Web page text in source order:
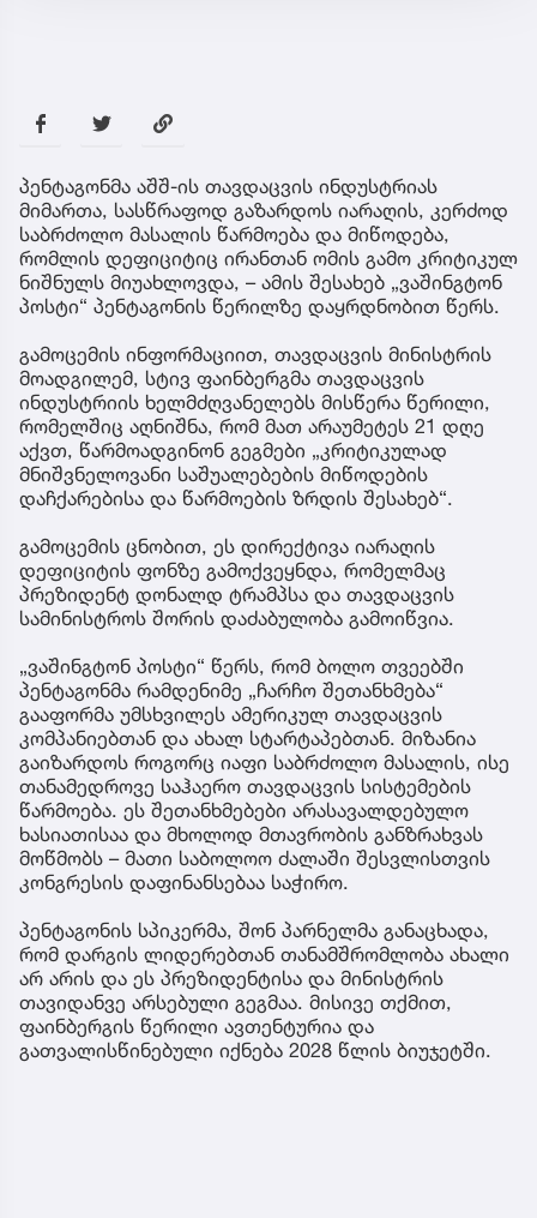
პენტაგონმა აშშ-ის თავდაცვის ინდუსტრიას
მიმართა, სასწრაფოდ გაზარდოს იარაღის, კერძოდ
საბრძოლო მასალის წარმოება და მიწოდება,
რომლის დეფიციტიც ირანთან ომის გამო კრიტიკულ
ნიშნულს მიუახლოვდა, – ამის შესახებ „ვაშინგტონ
პოსტი“ პენტაგონის წერილზე დაყრდნობით წერს.
გამოცემის ინფორმაციით, თავდაცვის მინისტრის
მოადგილემ, სტივ ფაინბერგმა თავდაცვის
ინდუსტრიის ხელმძღვანელებს მისწერა წერილი,
რომელშიც აღნიშნა, რომ მათ არაუმეტეს 21 დღე
აქვთ, წარმოადგინონ გეგმები „კრიტიკულად
მნიშვნელოვანი საშუალებების მიწოდების
დაჩქარებისა და წარმოების ზრდის შესახებ“.
გამოცემის ცნობით, ეს დირექტივა იარაღის
დეფიციტის ფონზე გამოქვეყნდა, რომელმაც
პრეზიდენტ დონალდ ტრამპსა და თავდაცვის
სამინისტროს შორის დაძაბულობა გამოიწვია.
„ვაშინგტონ პოსტი“ წერს, რომ ბოლო თვეებში
პენტაგონმა რამდენიმე „ჩარჩო შეთანხმება“
გააფორმა უმსხვილეს ამერიკულ თავდაცვის
კომპანიებთან და ახალ სტარტაპებთან. მიზანია
გაიზარდოს როგორც იაფი საბრძოლო მასალის, ისე
თანამედროვე საჰაერო თავდაცვის სისტემების
წარმოება. ეს შეთანხმებები არასავალდებულო
ხასიათისაა და მხოლოდ მთავრობის განზრახვას
მოწმობს – მათი საბოლოო ძალაში შესვლისთვის
კონგრესის დაფინანსებაა საჭირო.
პენტაგონის სპიკერმა, შონ პარნელმა განაცხადა,
რომ დარგის ლიდერებთან თანამშრომლობა ახალი
არ არის და ეს პრეზიდენტისა და მინისტრის
თავიდანვე არსებული გეგმაა. მისივე თქმით,
ფაინბერგის წერილი ავთენტურია და
გათვალისწინებული იქნება 2028 წლის ბიუჯეტში.